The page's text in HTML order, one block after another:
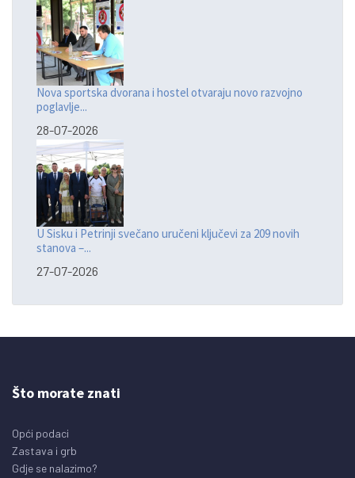
Nova sportska dvorana i hostel otvaraju novo razvojno
poglavlje...
28-07-2026
U Sisku i Petrinji svečano uručeni ključevi za 209 novih
stanova –...
27-07-2026
Što morate znati
Opći podaci
Zastava i grb
Gdje se nalazimo?